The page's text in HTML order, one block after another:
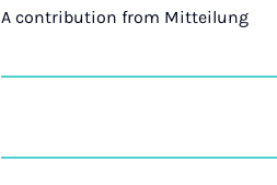
A contribution from Mitteilung